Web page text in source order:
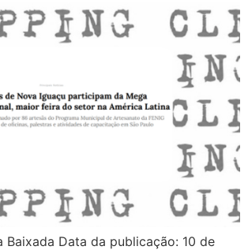
Baixada Data da publicação: 10 de